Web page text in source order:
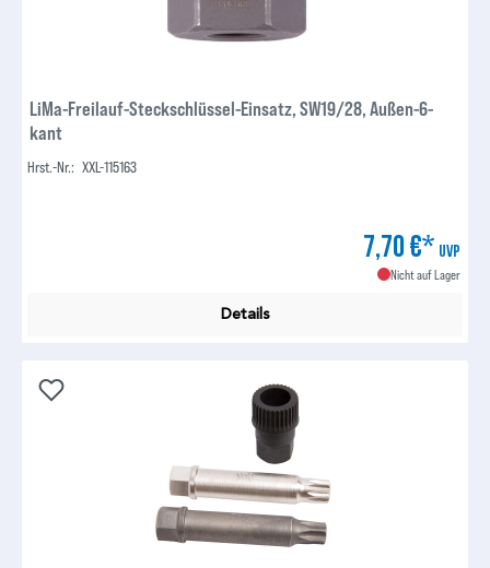
LiMa-Freilauf-Steckschlüssel-Einsatz, SW19/28, Außen-6-
kant
Hrst.-Nr.: XXL-115163
7,70 €* UVP
Nicht auf Lager
Details